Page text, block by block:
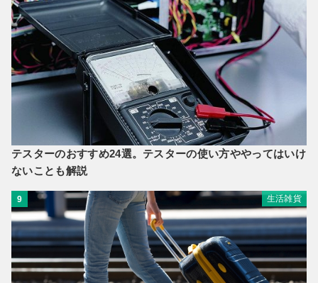
テスターのおすすめ24選。テスターの使い方ややってはいけ
ないことも解説
9 生活雑貨